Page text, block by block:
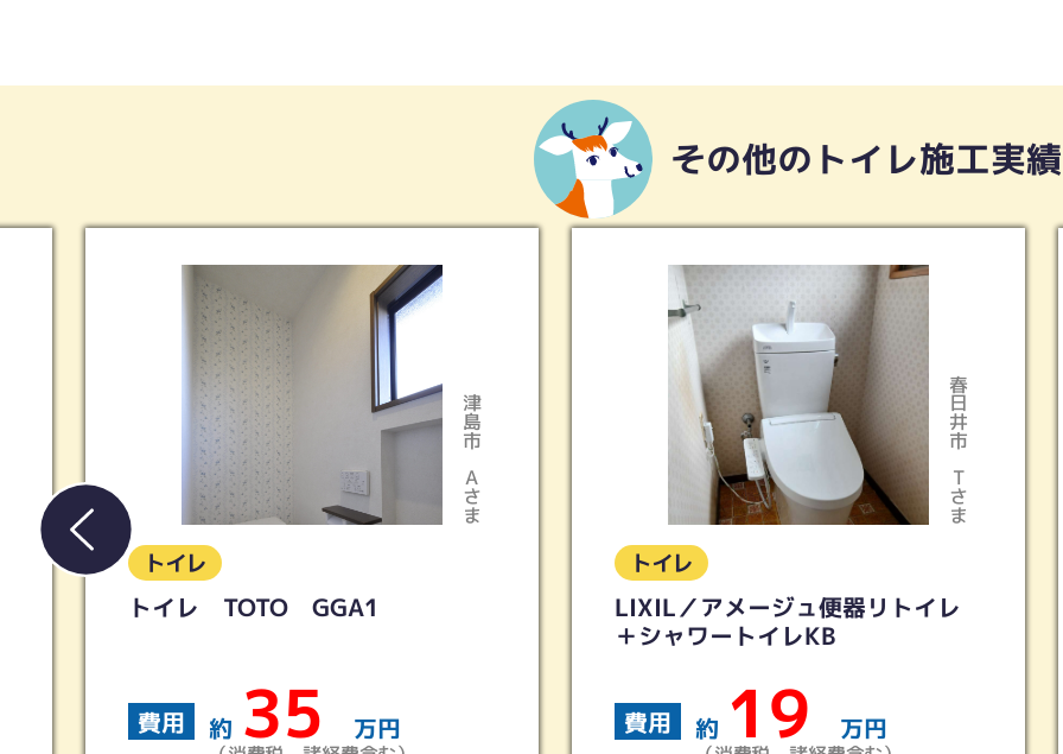
その他のトイレ施工実績
津島市
Aさま
GGA1
万円
春日井市
Tさま
LIXIL／アメージュ便器リトイレ
＋シャワートイレKB
万円
トイレリフォ